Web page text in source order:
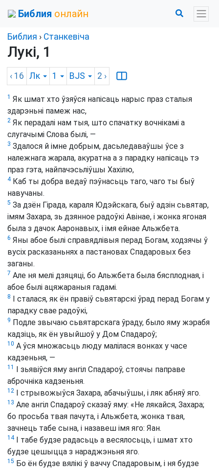
Библия онлайн
Библия › Станкевіча
Лукі, 1
‹ 16 Лк 1 BJS 2 ›
1 Як шмат хто ўзяўся напісаць нарыс праз сталыя
здарэньні памеж нас,
2 Як перадалі нам тыя, што спачатку вочнікамі а
слугачымі Слова былі, —
3 Здалося й імне добрым, дасьледаваўшы ўсе з
належнага жарала, акуратна а з парадку напісаць тэ
праз гэта, найпачэсьліўшы Хахілю,
4Каб ты добра ведаў пэўнасьць таго, чаго ты быў
навучаны.
5 За дзён Гірада, караля Юдэйскага, быў адзін сьвятар,
імям Захара, зь дзянное радоўкі Авінае, і жонка ягоная
была з дачок Ааронавых, і імя ейнае Альжбета.
6 Яны абое былі справядлівыя перад Богам, ходзячы ў
вусіх расказаньнях а пастановах Спадаровых без
заганы.
7 Але ня мелі дзяцяці, бо Альжбета была бясплодная, і
абое былі ацяжараныя гадамі.
8
І сталася, як ён правіў сьвятарскі ўрад перад Богам у
парадку свае радоўкі,
9 Подле звычаю сьвятарскага ўраду, было яму жэрабя
кадзіць, як ён увыйшоў у Дом Спадароў;
10 А ўся множасьць люду малілася вонках у часе
кадзеньня, —
11
І зьявіўся яму ангіл Спадароў, стоячы паправе
аброчніка кадзеньня.
12 І стрывожыўся Захара, абачыўшы, і ляк абняў яго.
13 Але ангіл Спадароў сказаў яму: «Не лякайся, Захара;
бо просьба твая пачута, і Альжбета, жонка твая,
зачнець табе сына, і назавеш імя яго: Яан.
14І табе будзе радасьць а весялосьць, і шмат хто
будзе цешыцца з нараджэньня яго.
15 Бо ён будзе вялікі ў ваччу Спадаровым, і ня будзе